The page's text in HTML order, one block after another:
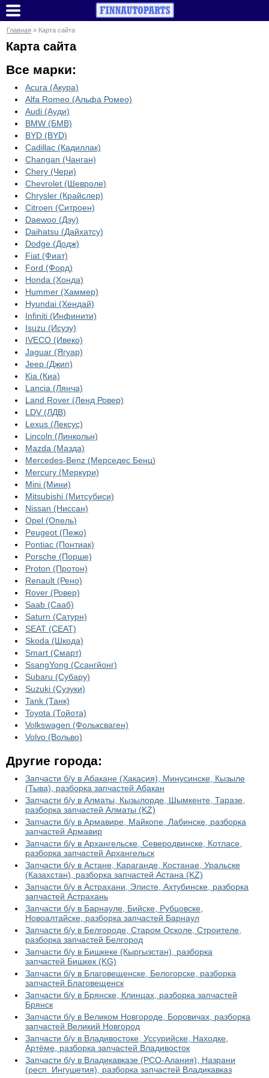
Главная » Карта сайта
Карта сайта
Все марки:
Acura (Акура)
Alfa Romeo (Альфа Ромео)
Audi (Ауди)
BMW (БМВ)
BYD (BYD)
Cadillac (Кадиллак)
Changan (Чанган)
Chery (Чери)
Chevrolet (Шевроле)
Chrysler (Крайслер)
Citroen (Ситроен)
Daewoo (Дэу)
Daihatsu (Дайхатсу)
Dodge (Додж)
Fiat (Фиат)
Ford (Форд)
Honda (Хонда)
Hummer (Хаммер)
Hyundai (Хендай)
Infiniti (Инфинити)
Isuzu (Исузу)
IVECO (Ивеко)
Jaguar (Ягуар)
Jeep (Джип)
Kia (Киа)
Lancia (Лянча)
Land Rover (Ленд Ровер)
LDV (ЛДВ)
Lexus (Лексус)
Lincoln (Линкольн)
Mazda (Мазда)
Mercedes-Benz (Мерседес Бенц)
Mercury (Меркури)
Mini (Мини)
Mitsubishi (Митсубиси)
Nissan (Ниссан)
Opel (Опель)
Peugeot (Пежо)
Pontiac (Понтиак)
Porsche (Порше)
Proton (Протон)
Renault (Рено)
Rover (Ровер)
Saab (Сааб)
Saturn (Сатурн)
SEAT (СЕАТ)
Skoda (Шкода)
Smart (Смарт)
SsangYong (Ссангйонг)
Subaru (Субару)
Suzuki (Сузуки)
Tank (Танк)
Toyota (Тойота)
Volkswagen (Фольксваген)
Volvo (Вольво)
Другие города:
Запчасти б/у в Абакане (Хакасия), Минусинске, Кызыле
(Тыва), разборка запчастей Абакан
Запчасти б/у в Алматы, Кызылорде, Шымкенте, Таразе,
разборка запчастей Алматы (KZ)
Запчасти б/у в Армавире, Майкопе, Лабинске, разборка
запчастей Армавир
Запчасти б/у в Архангельске, Северодвинске, Котласе,
разборка запчастей Архангельск
Запчасти б/у в Астане, Караганде, Костанае, Уральске
(Казахстан), разборка запчастей Астана (KZ)
Запчасти б/у в Астрахани, Элисте, Ахтубинске, разборка
запчастей Астрахань
Запчасти б/у в Барнауле, Бийске, Рубцовске,
Новоалтайске, разборка запчастей Барнаул
Запчасти б/у в Белгороде, Старом Осколе, Строителе,
разборка запчастей Белгород
Запчасти б/у в Бишкеке (Кыргызстан), разборка
запчастей Бишкек (KG)
Запчасти б/у в Благовещенске, Белогорске, разборка
запчастей Благовещенск
Запчасти б/у в Брянске, Клинцах, разборка запчастей
Брянск
Запчасти б/у в Великом Новгороде, Боровичах, разборка
запчастей Великий Новгород
Запчасти б/у в Владивостоке, Уссурийске, Находке,
Артёме, разборка запчастей Владивосток
Запчасти б/у в Владикавказе (РСО-Алания), Назрани
(респ. Ингушетия), разборка запчастей Владикавказ